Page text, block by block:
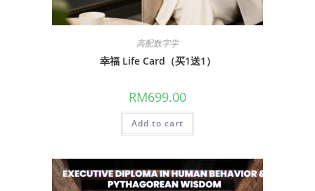
高配数字学
幸福 Life Card（买1送1）
RM699.00
Add to cart